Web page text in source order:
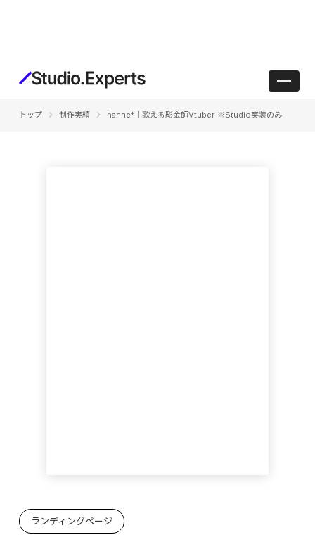
トップ keyboard_arrow_right 制作実績 keyboard_arrow_right hanne*｜歌える彫金師Vtuber ※Studio実装のみ
ランディングページ